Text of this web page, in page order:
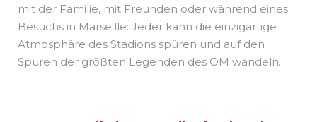
mit der Familie, mit Freunden oder während eines
Besuchs in Marseille: Jeder kann die einzigartige
Atmosphäre des Stadions spüren und auf den
Spuren der größten Legenden des OM wandeln.